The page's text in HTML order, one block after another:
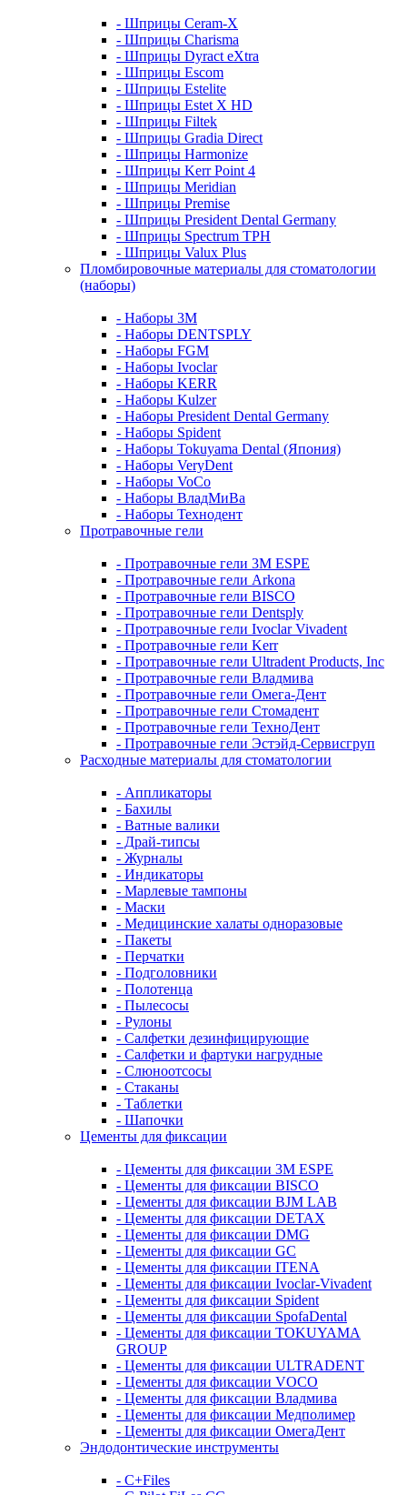
- Шприцы Ceram-X
- Шприцы Charisma
- Шприцы Dyract eXtra
- Шприцы Escom
- Шприцы Estelite
- Шприцы Estet X HD
- Шприцы Filtek
- Шприцы Gradia Direct
- Шприцы Harmonize
- Шприцы Kerr Point 4
- Шприцы Meridian
- Шприцы Premise
- Шприцы President Dental Germany
- Шприцы Spectrum TPH
- Шприцы Valux Plus
Пломбировочные материалы для стоматологии
(наборы)
- Наборы 3М
- Наборы DENTSPLY
- Наборы FGM
- Наборы Ivoclar
- Наборы KERR
- Наборы Kulzer
- Наборы President Dental Germany
- Наборы Spident
- Наборы Tokuyama Dental (Япония)
- Наборы VeryDent
- Наборы VoCo
- Наборы ВладМиВа
- Наборы Технодент
Протравочные гели
- Протравочные гели 3М ESPE
- Протравочные гели Arkona
- Протравочные гели BISCO
- Протравочные гели Dentsply
- Протравочные гели Ivoclar Vivadent
- Протравочные гели Kerr
- Протравочные гели Ultradent Products, Inc
- Протравочные гели Владмива
- Протравочные гели Омега-Дент
- Протравочные гели Стомадент
- Протравочные гели ТехноДент
- Протравочные гели Эстэйд-Сервисгруп
Расходные материалы для стоматологии
- Аппликаторы
- Бахилы
- Ватные валики
- Драй-типсы
- Журналы
- Индикаторы
- Марлевые тампоны
- Маски
- Медицинские халаты одноразовые
- Пакеты
- Перчатки
- Подголовники
- Полотенца
- Пылесосы
- Рулоны
- Салфетки дезинфицирующие
- Салфетки и фартуки нагрудные
- Слюноотсосы
- Стаканы
- Таблетки
- Шапочки
Цементы для фиксации
- Цементы для фиксации 3M ESPE
- Цементы для фиксации BISCO
- Цементы для фиксации BJM LAB
- Цементы для фиксации DETAX
- Цементы для фиксации DMG
- Цементы для фиксации GC
- Цементы для фиксации ITENA
- Цементы для фиксации Ivoclar-Vivadent
- Цементы для фиксации Spident
- Цементы для фиксации SpofaDental
- Цементы для фиксации TOKUYAMA
GROUP
- Цементы для фиксации ULTRADENT
- Цементы для фиксации VOCO
- Цементы для фиксации Владмива
- Цементы для фиксации Медполимер
- Цементы для фиксации ОмегаДент
Эндодонтические инструменты
- C+Files